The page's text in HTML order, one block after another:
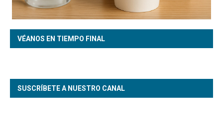
VÉANOS EN TIEMPO FINAL
SUSCRÍBETE A NUESTRO CANAL